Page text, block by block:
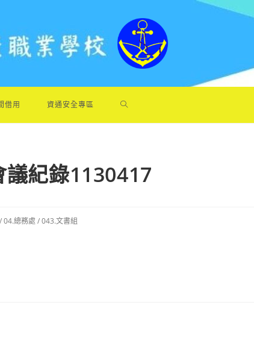
借用 資通安全專區
紀錄1130417
/04.總務處 /043.文書組